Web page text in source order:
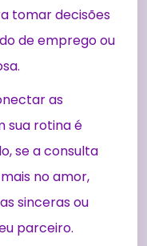
tomar decisões
de emprego ou
as
sua rotina é
se a consulta
no amor,
sinceras ou
parceiro.